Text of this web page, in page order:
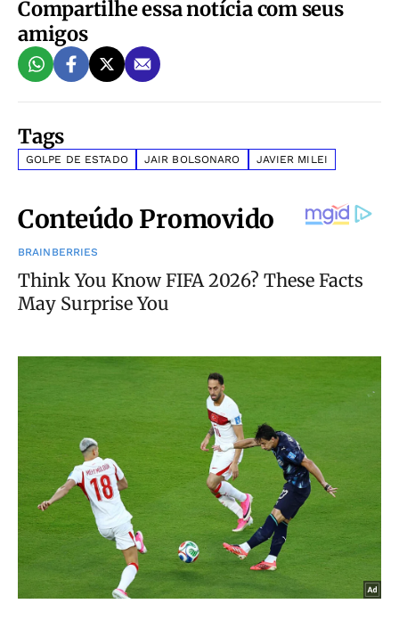
Compartilhe essa notícia com seus
amigos
Tags
GOLPE DE ESTADO JAIR BOLSONARO JAVIER MILEI